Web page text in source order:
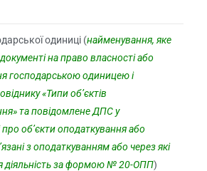
одиниці (найменування, яке
на право власності або
господарською одиницею і
«Типи об’єктів
та повідомлене ДПС у
про об’єкти оподаткування або
з оподаткуванням або через які
діяльність за формою № 20-ОПП)